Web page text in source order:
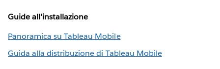
Guide all'installazione
Panoramica su Tableau Mobile
Guida alla distribuzione di Tableau Mobile